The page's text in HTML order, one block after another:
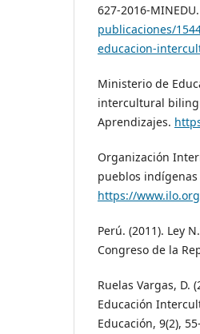
627-2016-MINEDU.
publicaciones/
educacion-
Ministerio de
intercultural
Aprendizajes.
Organización
pueblos
https://
Perú. (2011). Ley
Congreso de la
Ruelas Vargas, D.
Educación
Educación, 9(2),